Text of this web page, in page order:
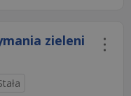
zieleni